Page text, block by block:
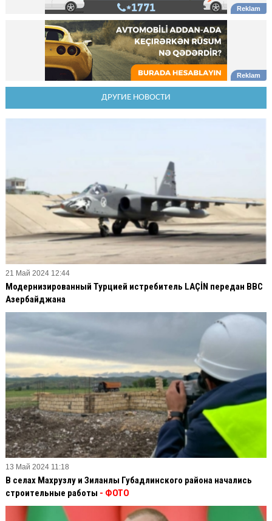
ДРУГИЕ НОВОСТИ
21 Май 2024 12:44
Модернизированный Турцией истребитель LAÇİN передан ВВС
Азербайджана
13 Май 2024 11:18
В селах Махрузлу и Зиланлы Губадлинского района начались
строительные работы - ФОТО